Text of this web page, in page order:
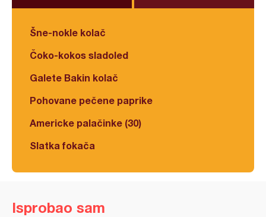
Šne-nokle kolač
Čoko-kokos sladoled
Galete Bakin kolač
Pohovane pečene paprike
Americke palačinke (30)
Slatka fokača
Isprobao sam